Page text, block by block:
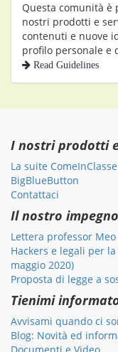
Questa comunità
nostri prodotti e
contenuti e nuove
profilo personale e
Read Guidelines
I nostri prodotti
La suite ComeInClasse
BigBlueButton
Contattaci
Il nostro impegno
Lettera professor
Hackers e legali per
maggio 2020)
Proposta di legge a
Tienimi
Avvisami quando ci
Blog: Novità ed